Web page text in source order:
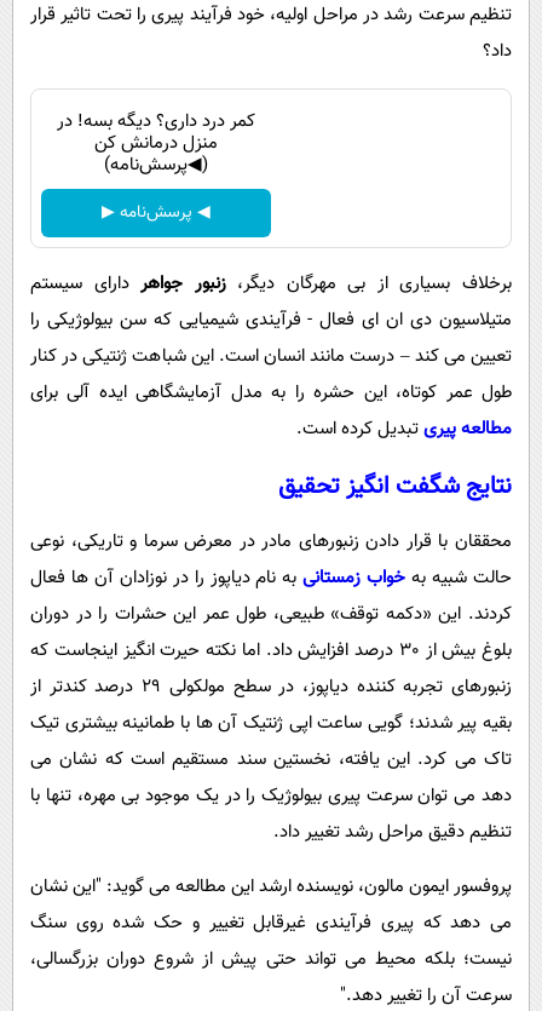
تنظیم سرعت رشد در مراحل اولیه، خود فرآیند پیری را تحت تاثیر قرار
داد؟
کمر درد داری؟ دیگه بسه! در
منزل درمانش کن
(◀پرسش‌نامه)
◀ پرسش‌نامه ▶
برخلاف بسیاری از بی مهرگان دیگر،زنبور جواهردارای سیستم
متیلاسیون دی ان ای فعال - فرآیندی شیمیایی که سن بیولوژیکی را
تعیین می کند – درست مانند انسان است. این شباهت ژنتیکی در کنار
طول عمر کوتاه، این حشره را به مدل آزمایشگاهی ایده آلی برای
مطالعه پیریتبدیل کرده است.
نتایج شگفت انگیز تحقیق
محققان با قرار دادن زنبورهای مادر در معرض سرما و تاریکی، نوعی
حالت شبیه به خواب زمستانیبه نام دیاپوز را در نوزادان آن ها فعال
کردند. این «دکمه توقف» طبیعی، طول عمر این حشرات را در دوران
بلوغ بیش از 30 درصد افزایش داد. اما نکته حیرت انگیز اینجاست که
زنبورهای تجربه کننده دیاپوز، در سطح مولکولی 29 درصد کندتر از
بقیه پیر شدند؛ گویی ساعت اپی ژنتیک آن ها با طمانینه بیشتری تیک
تاک می کرد. این یافته، نخستین سند مستقیم است که نشان می
دهد می توان سرعت پیری بیولوژیک را در یک موجود بی مهره، تنها با
تنظیم دقیق مراحل رشد تغییر داد.
پروفسور ایمون مالون، نویسنده ارشد این مطالعه می گوید: "این نشان
می دهد که پیری فرآیندی غیرقابل تغییر و حک شده روی سنگ
نیست؛ بلکه محیط می تواند حتی پیش از شروع دوران بزرگسالی،
سرعت آن را تغییر دهد."